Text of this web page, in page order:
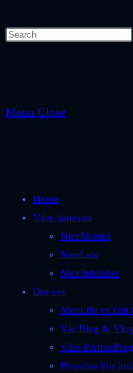
Menu Close
Home
Våre tjenester
NiceMentor
NiceLaw
NicePublisher
Om oss
NiceLife vs Ditt
Vår Blog & Vlog
Våre
Hvordan blir